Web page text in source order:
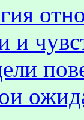
и